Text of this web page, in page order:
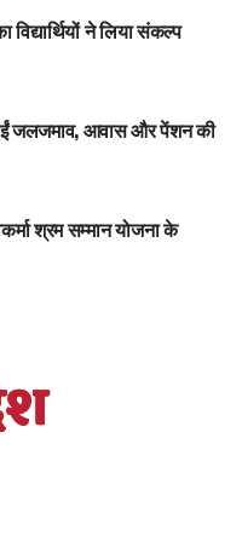
विद्यार्थियों ने लिया संकल्प
जलजमाव, आवास और पेंशन की
श्रम सम्मान योजना के